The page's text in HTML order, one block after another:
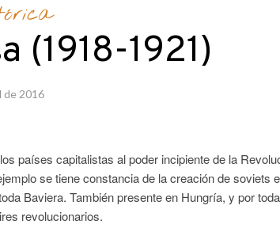
(1918-1921)
de 2016
países capitalistas al poder incipiente de la
se tiene constancia de la creación de soviets
Baviera. También presente en Hungría, y por toda
revolucionarios.